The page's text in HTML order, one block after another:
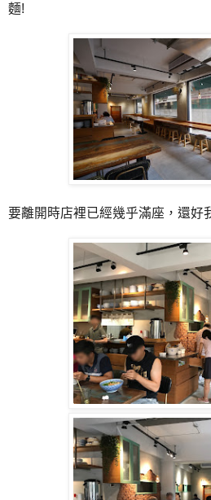
麵!
要離開時店裡已經幾乎滿座，還好